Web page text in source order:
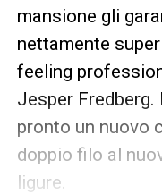
mansione gli
nettamente
feeling
Jesper Fredberg.
pronto un nuovo
doppio filo al
ligure.